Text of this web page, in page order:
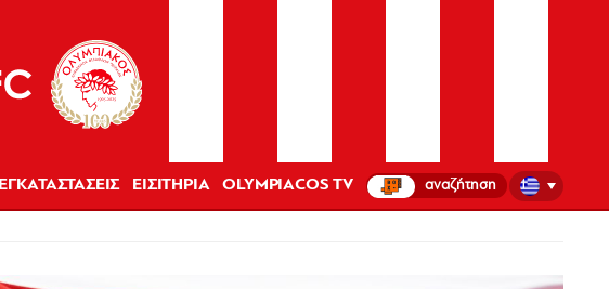
ΕΓΚΑΤΑΣΤΑΣΕΙΣ ΕΙΣΙΤΗΡΙΑ OLYMPIACOS TV